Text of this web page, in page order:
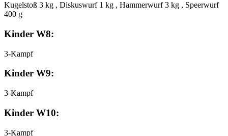
Kugelstoß 3 kg , Diskuswurf 1 kg , Hammerwurf 3 kg , Speerwurf
400 g
Kinder W8:
3-Kampf
Kinder W9:
3-Kampf
Kinder W10:
3-Kampf